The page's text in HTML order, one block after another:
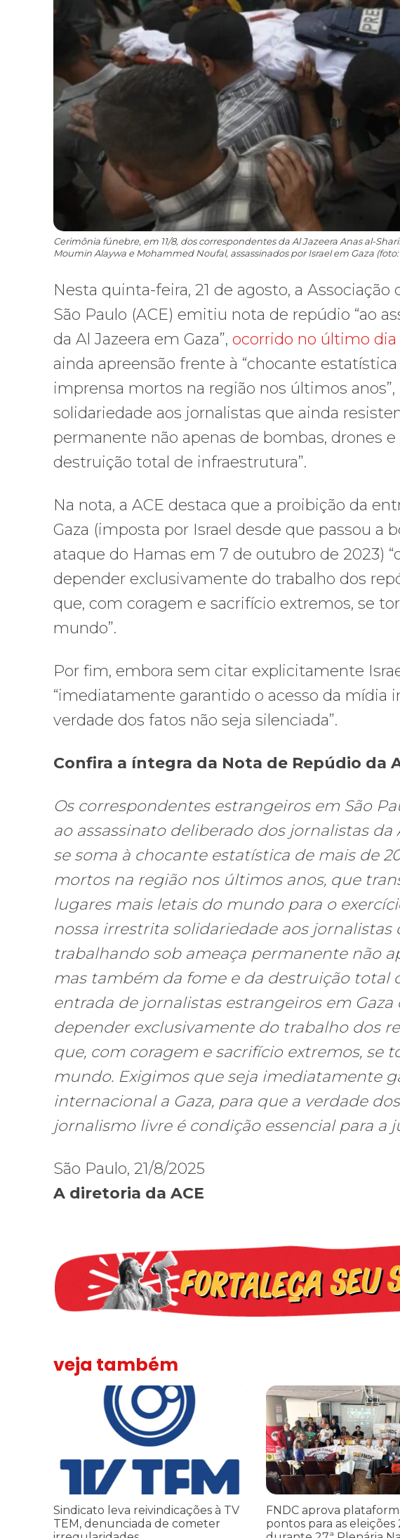
Cerimônia fúnebre, em 11/8, dos correspondentes da Al Jazeera Anas al-
Moumin Alaywa e Mohammed Noufal, assassinados por Israel em Gaza
Nesta quinta-feira, 21 de agosto, a
São Paulo (ACE) emitiu nota de repúdio “ao
da Al Jazeera em Gaza”, ocorrido no último dia
ainda apreensão frente à “chocante
imprensa mortos na região nos últimos
solidariedade aos jornalistas que ainda
permanente não apenas de bombas, drones
destruição total de infraestrutura”.
Na nota, a ACE destaca que a proibição da
Gaza (imposta por Israel desde que passou a
ataque do Hamas em 7 de outubro de 2023)
depender exclusivamente do trabalho dos
que, com coragem e sacrifício extremos, se
mundo”.
Por fim, embora sem citar explicitamente
“imediatamente garantido o acesso da mídia
verdade dos fatos não seja silenciada”.
Confira a íntegra da Nota de Repúdio da
Os correspondentes estrangeiros em São
ao assassinato deliberado dos jornalistas da
se soma à chocante estatística de mais de
mortos na região nos últimos anos, que
lugares mais letais do mundo para o
nossa irrestrita solidariedade aos jornalistas
trabalhando sob ameaça permanente não
mas também da fome e da destruição total
entrada de jornalistas estrangeiros em
depender exclusivamente do trabalho dos
que, com coragem e sacrifício extremos, se
mundo. Exigimos que seja imediatamente
internacional a Gaza, para que a verdade
jornalismo livre é condição essencial para a
São Paulo, 21/8/2025
A diretoria da ACE
veja também
Sindicato leva reivindicações à TV TEM, denunciada de cometer
Sindicato leva reivindicações à TV
TEM, denunciada de cometer
FNDC aprova plataforma de
FNDC aprova
pontos para as eleições